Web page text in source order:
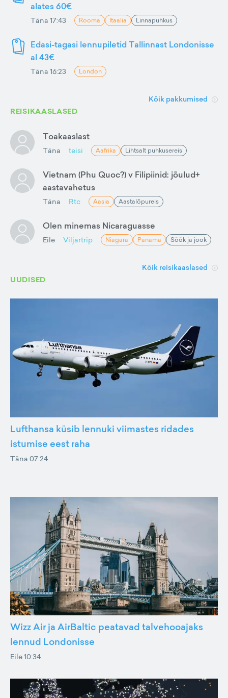
alates 60€
Täna 17:43 Rooma Itaalia Linnapuhkus
Edasi-tagasi lennupiletid Tallinnast Londonisse
al 43€
Täna 16:23 London
Kõik pakkumised
REISIKAASLASED
Toakaaslast
Täna teisi Aafrika Lihtsalt puhkusereis
Vietnam (Phu Quoc?) v Filipiinid: jõulud+
aastavahetus
Täna Rtc Aasia Aastalõpureis
Olen minemas Nicaraguasse
Eile Viljartrip Niagara Panama Söök ja jook
Kõik reisikaaslased
UUDISED
Lufthansa küsib lennuki viimastes ridades
istumise eest raha
Täna 07:24
Wizz Air ja AirBaltic peatavad talvehooajaks
lennud Londonisse
Eile 10:34